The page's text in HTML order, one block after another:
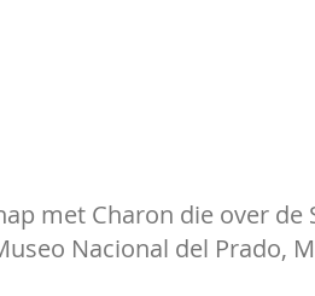
met Charon die over de
Nacional del Prado,